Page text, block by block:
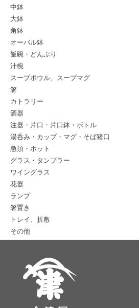
中鉢
大鉢
角鉢
オーバル鉢
飯碗・どんぶり
汁椀
スープボウル、スープマグ
箸
カトラリー
酒器
注器・片口・片口鉢・ボトル
湯呑み・カップ・マグ・そば猪口
急須・ポット
グラス・タンブラー
ワイングラス
花器
ランプ
箸置き
トレイ、折敷
その他